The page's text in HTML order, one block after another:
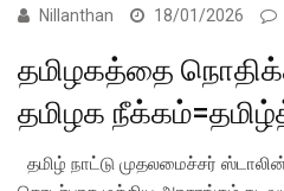
Nillanthan 18/01/2026
தமிழகத்தை
தமிழக
தமிழ் நாட்டு முதலமைச்சர்